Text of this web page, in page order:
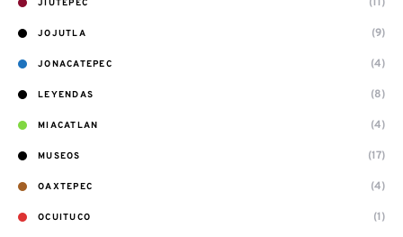
JIUTEPEC (11)
JOJUTLA (9)
JONACATEPEC (4)
LEYENDAS (8)
MIACATLAN (4)
MUSEOS (17)
OAXTEPEC (4)
OCUITUCO (1)